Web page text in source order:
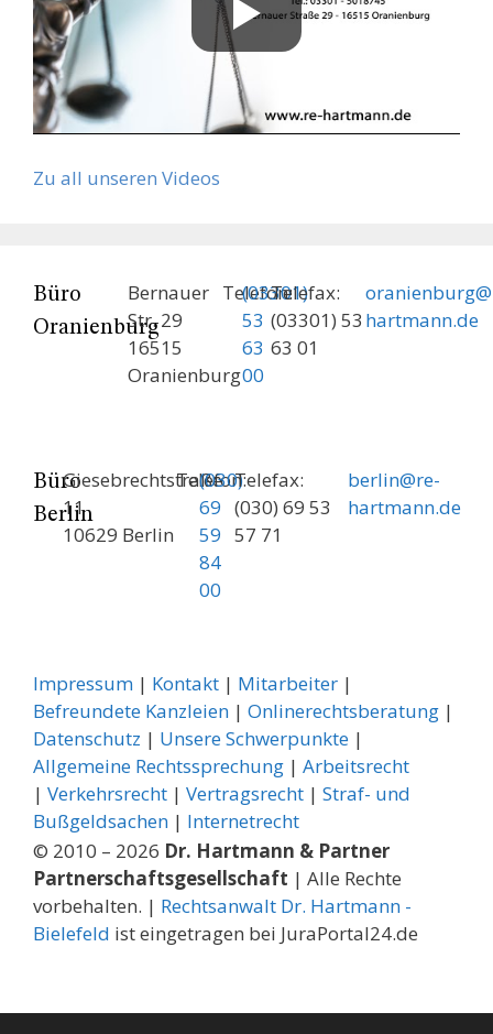
Zu all unseren Videos
Büro
Oranienburg
Bernauer
Str. 29
16515
Oranienburg
Telefon:
(03301)
53
63
00
Telefax:
(03301) 53
63 01
hartmann.de
Büro
Berlin
Giesebrechtstraße
11
10629 Berlin
Telefon:
(030)
69
59
84
00
Telefax:
(030) 69 53
57 71
berlin@re-
hartmann.de
Impressum | Kontakt | Mitarbeiter |
Befreundete Kanzleien | Onlinerechtsberatung |
Datenschutz | Unsere Schwerpunkte |
Allgemeine Rechtssprechung | ­ Arbeitsrecht
| Verkehrsrecht | Vertragsrecht | Straf- und
Bußgeldsachen | Internetrecht
© 2010 – 2026 Dr. Hartmann & Partner
Partnerschaftsgesellschaft | Alle Rechte
vorbehalten. | Rechtsanwalt Dr. Hartmann -
Bielefeld ist eingetragen bei JuraPortal24.de